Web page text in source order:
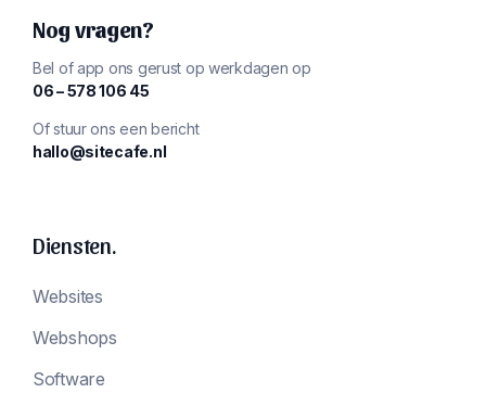
Nog vragen?
Bel of app ons gerust op werkdagen op
‪06 – 578 106 45‬
Of stuur ons een bericht
hallo@sitecafe.nl
Diensten.
Websites
Webshops
Software